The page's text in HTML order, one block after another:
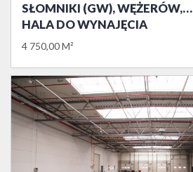
SŁOMNIKI (GW), WĘŻERÓW,…
HALA DO WYNAJĘCIA
4 750,00 M²